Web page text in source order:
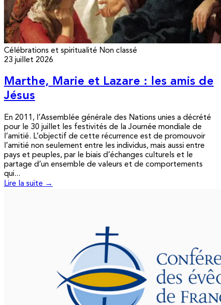
Célébrations et spiritualité Non classé
23 juillet 2026
Marthe, Marie et Lazare : les amis de
Jésus
En 2011, l’Assemblée générale des Nations unies a décrété
pour le 30 juillet les festivités de la Journée mondiale de
l’amitié. L’objectif de cette récurrence est de promouvoir
l’amitié non seulement entre les individus, mais aussi entre
pays et peuples, par le biais d’échanges culturels et le
partage d’un ensemble de valeurs et de comportements
qui...
Lire la suite →